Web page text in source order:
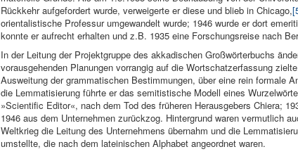
Rückkehr aufgefordert wurde, verweigerte er diese und blieb in Chicago,
orientalistische Professur umgewandelt wurde; 1946 wurde er dort
konnte er aufrecht erhalten und z.B. 1935 eine Forschungsreise nach
In der Leitung der Projektgruppe des akkadischen Großwörterbuchs
vorausgehenden Planungen vorrangig auf die Wortschatzerfassung
Ausweitung der grammatischen Bestimmungen, über eine rein formale
die Lemmatisierung führte er das semitistische Modell eines
»Scientific Editor«, nach dem Tod des früheren Herausgebers Chiera;
1946 aus dem Unternehmen zurückzog. Hintergrund waren vermutlich
Weltkrieg die Leitung des Unternehmens übernahm und die
umstellte, die nach dem lateinischen Alphabet angeordnet waren.